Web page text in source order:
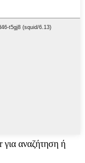
για αναζήτηση ή